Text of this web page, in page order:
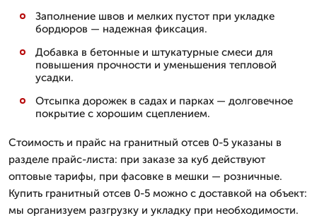
Заполнение швов и мелких пустот при укладке
бордюров — надежная фиксация.
Добавка в бетонные и штукатурные смеси для
повышения прочности и уменьшения тепловой
усадки.
Отсыпка дорожек в садах и парках — долговечное
покрытие с хорошим сцеплением.
Стоимость и прайс на гранитный отсев 0-5 указаны в
разделе прайс-листа: при заказе за куб действуют
оптовые тарифы, при фасовке в мешки — розничные.
Купить гранитный отсев 0-5 можно с доставкой на объект:
мы организуем разгрузку и укладку при необходимости.